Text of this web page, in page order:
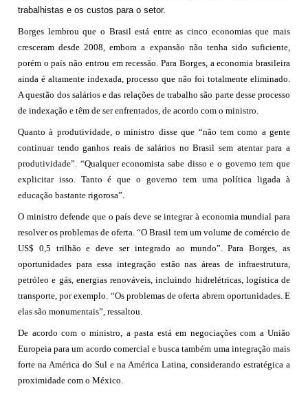
trabalhistas e os custos para o setor.
Borges lembrou que o Brasil está entre as cinco economias que mais
cresceram desde 2008, embora a expansão não tenha sido suficiente,
porém o país não entrou em recessão. Para Borges, a economia brasileira
ainda é altamente indexada, processo que não foi totalmente eliminado.
A questão dos salários e das relações de trabalho são parte desse processo
de indexação e têm de ser enfrentados, de acordo com o ministro.
Quanto à produtividade, o ministro disse que “não tem como a gente
continuar tendo ganhos reais de salários no Brasil sem atentar para a
produtividade”. “Qualquer economista sabe disso e o governo tem que
explicitar isso. Tanto é que o governo tem uma política ligada à
educação bastante rigorosa”.
O ministro defende que o país deve se integrar à economia mundial para
resolver os problemas de oferta. “O Brasil tem um volume de comércio de
US$ 0,5 trilhão e deve ser integrado ao mundo”. Para Borges, as
oportunidades para essa integração estão nas áreas de infraestrutura,
petróleo e gás, energias renováveis, incluindo hidrelétricas, logística de
transporte, por exemplo. “Os problemas de oferta abrem oportunidades. E
elas são monumentais”, ressaltou.
De acordo com o ministro, a pasta está em negociações com a União
Europeia para um acordo comercial e busca também uma integração mais
forte na América do Sul e na América Latina, considerando estratégica a
proximidade com o México.